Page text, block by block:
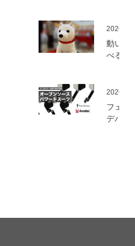
動いて
べる「
ロボッ
（バル
ロボッ
ト）」
フェア
デバイ